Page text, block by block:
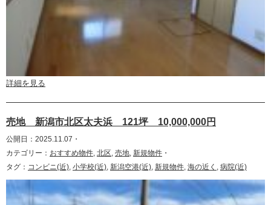
詳細を見る
売地 新潟市北区太夫浜 121坪 10,000,000円
公開日：2025.11.07・
カテゴリー： おすすめ物件 北区 売地 新規物件 ・
タグ： コンビニ(近) 小学校(近) 新潟空港(近) 新規物件 海の近く 病院(近)